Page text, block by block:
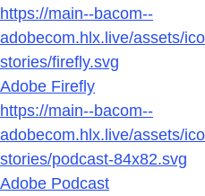
https://main--bacom--
adobecom.hlx.live/assets/
stories/firefly.svg
Adobe Firefly
https://main--bacom--
adobecom.hlx.live/assets/
stories/podcast-84x82.svg
Adobe Podcast